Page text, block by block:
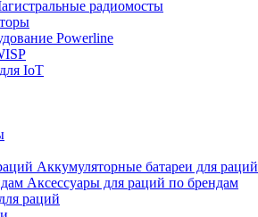
радиомосты
Powerline
IoT
Аккумуляторные батареи для раций
Аксессуары для раций по брендам
раций